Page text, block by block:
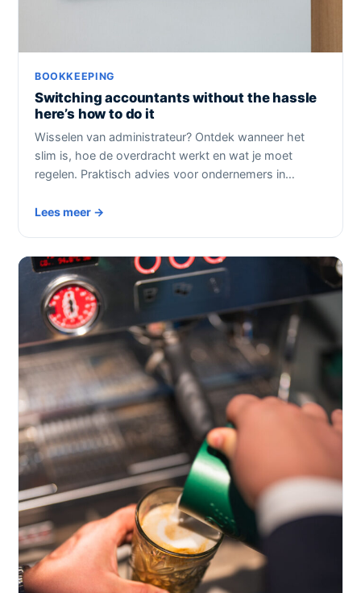
BOOKKEEPING
Switching accountants without the hassle
here’s how to do it
Wisselen van administrateur? Ontdek wanneer het
slim is, hoe de overdracht werkt en wat je moet
regelen. Praktisch advies voor ondernemers in…
Lees meer →